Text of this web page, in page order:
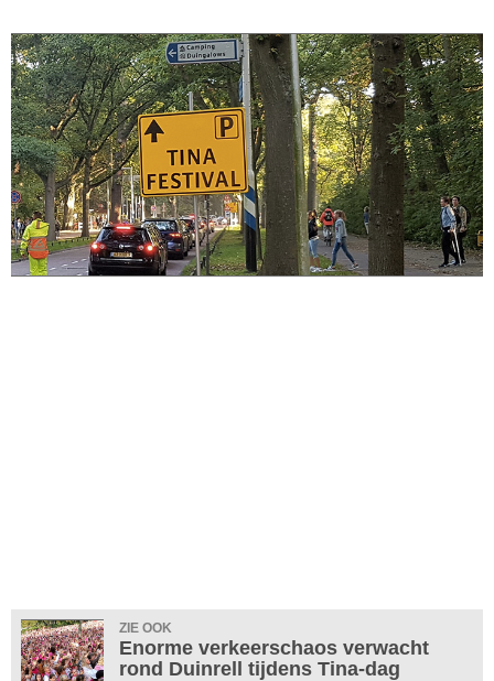
ZIE OOK
Enorme verkeerschaos verwacht
rond Duinrell tijdens Tina-dag